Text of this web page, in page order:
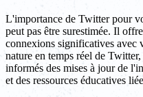
L'importance de Twitter pour
peut pas être surestimée. Il
connexions significatives avec
nature en temps réel de
informés des mises à jour de
et des ressources éducatives